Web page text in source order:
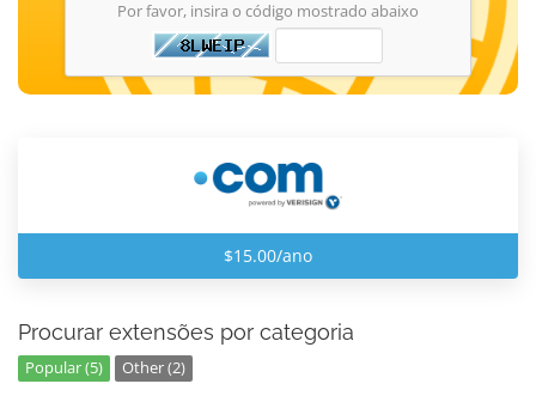
Por favor, insira o código mostrado abaixo
$15.00/ano
Procurar extensões por categoria
Popular (5) Other (2)